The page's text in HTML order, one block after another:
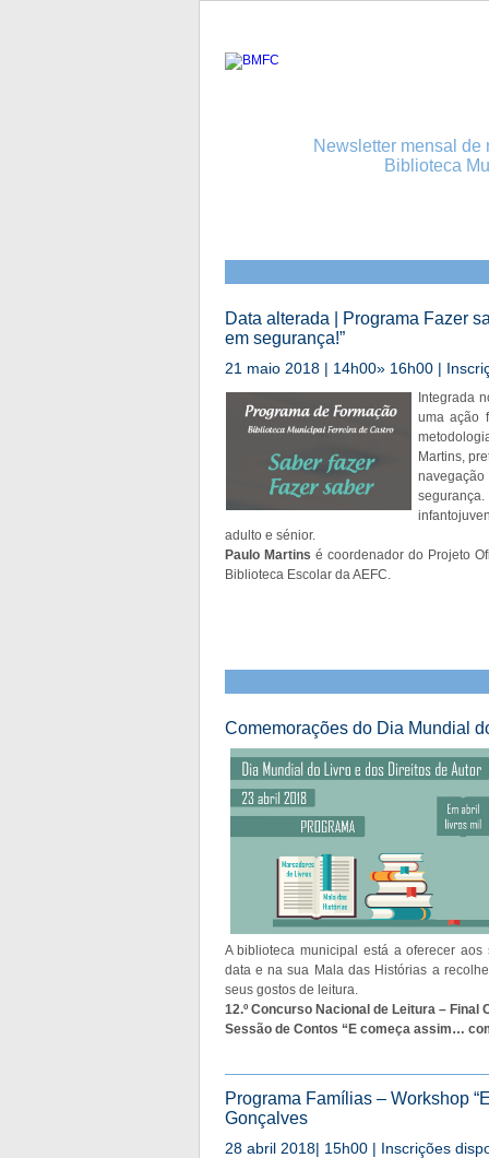
Newsletter mensal
Biblioteca
Data alterada | Programa Fazer
em segurança!”
21 maio 2018 | 14h00» 16h00 |
Integrada
uma ação
Martins,
adulto e sénior.
Paulo Martins é coordenador do Projeto
Biblioteca Escolar da AEFC.
Comemorações do Dia Mundial
A biblioteca municipal está a oferecer
data e na sua Mala das Histórias a
seus gostos de leitura.
12.º Concurso Nacional de Leitura – Final
Sessão de Contos “E começa assim…
Programa Famílias – Workshop
Gonçalves
28 abril 2018| 15h00 | Inscrições